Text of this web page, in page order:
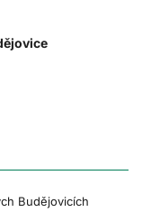
Budějovicích